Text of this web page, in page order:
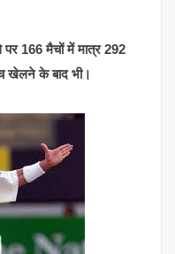
166 मैचों में मात्र 292
खेलने के बाद भी।